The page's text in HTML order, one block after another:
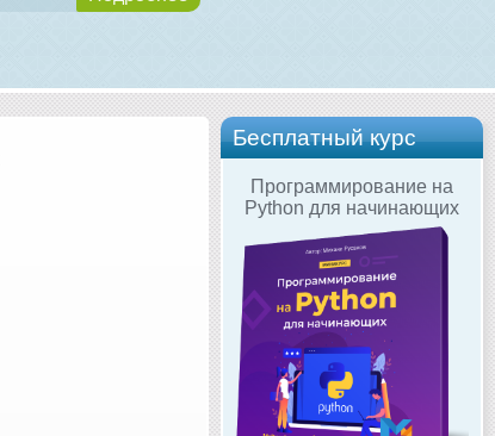
Бесплатный курс
Программирование на
Python для начинающих